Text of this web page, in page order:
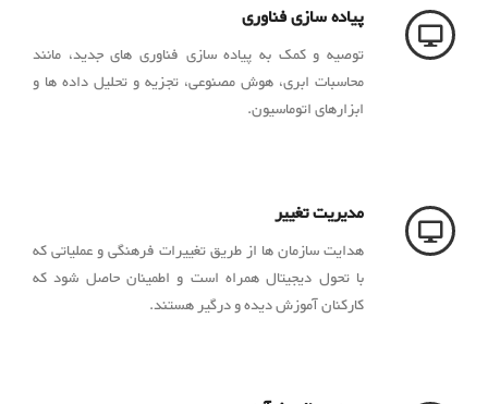
پیاده سازی فناوری
توصیه و کمک به پیاده سازی فناوری های جدید، مانند
محاسبات ابری، هوش مصنوعی، تجزیه و تحلیل داده ها و
ابزارهای اتوماسیون.
مدیریت تغییر
هدایت سازمان ها از طریق تغییرات فرهنگی و عملیاتی که
با تحول دیجیتال همراه است و اطمینان حاصل شود که
کارکنان آموزش دیده و درگیر هستند.